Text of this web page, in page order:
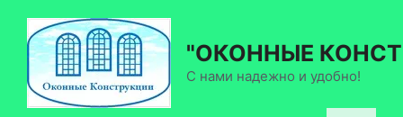
содержимому
"ОКОННЫЕ
С нами надежно и удобно!